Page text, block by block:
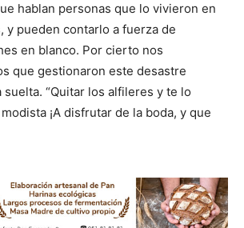
hablan personas que lo vivieron en
y pueden contarlo a fuerza de
en blanco. Por cierto nos
que gestionaron este desastre
“Quitar los alfileres y te lo
¡A disfrutar de la boda, y que